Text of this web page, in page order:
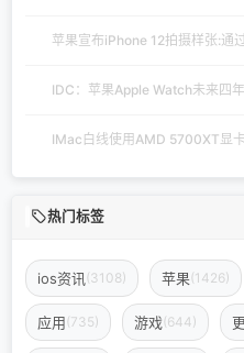
苹果宣布iPhone 12拍摄样张:通
IDC：苹果Apple Watch未来四
IMac白线使用AMD 5700XT显
热门标签
ios资讯 (3108) 苹果(1426)
应用(735) 游戏(644)